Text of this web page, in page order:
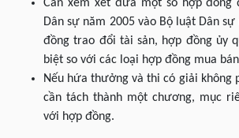
Cần xem xét đưa một số hợp đồng
Dân sự năm 2005 vào Bộ luật Dân
đồng trao đổi tài sản, hợp đồng ủy
biệt so với các loại hợp đồng mua
Nếu hứa thưởng và thi có giải không
cần tách thành một chương, mục
với hợp đồng.